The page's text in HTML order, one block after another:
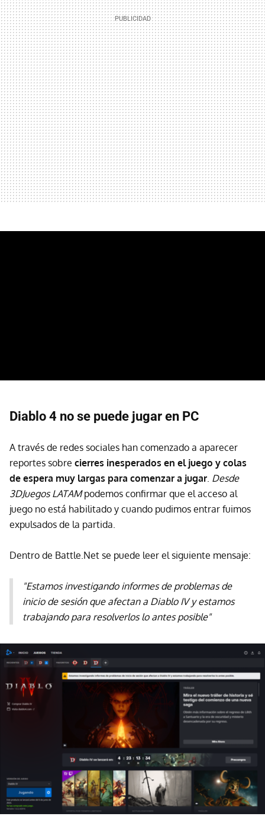
Diablo 4 no se puede jugar en PC
A través de redes sociales han comenzado a aparecer
reportes sobre cierres inesperados en el juego y colas
de espera muy largas para comenzar a jugar Desde
3DJuegos LATAMpodemos confirmar que el acceso al
juego no está habilitado y cuando pudimos entrar fuimos
expulsados de la partida.
Dentro de Battle.Net se puede leer el siguiente mensaje:
"Estamos investigando informes de problemas de
inicio de sesión que afectan a Diablo IV y estamos
trabajando para resolverlos lo antes posible"